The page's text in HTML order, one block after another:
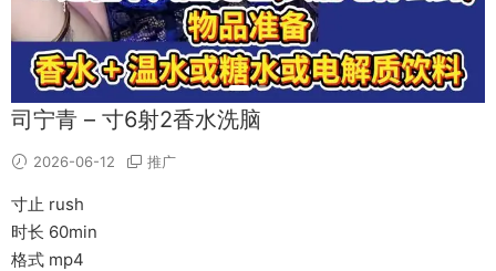
司宁青 – 寸6射2香水洗脑
2026-06-12 推广
寸止 rush
时长 60min
格式 mp4